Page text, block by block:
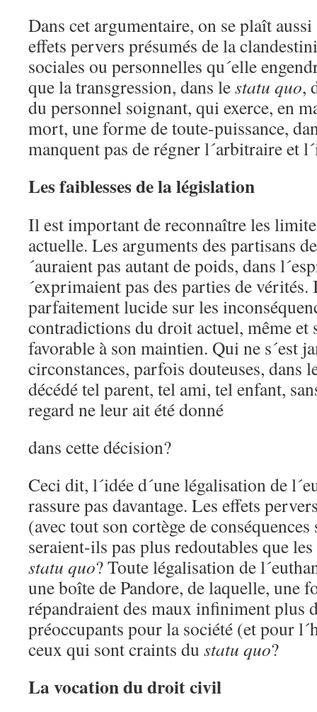
Dans cet argumentaire, on se plaît
effets pervers présumés de la
sociales ou personnelles qu´elle
que la transgression, dans lestatu quo,
du personnel soignant, qui exerce, en
mort, une forme de toute-puissance,
manquent pas de régner l´arbitraire et
Les faiblesses de la législation
Il est important de reconnaître les
actuelle. Les arguments des partisans
´auraient pas autant de poids, dans
´exprimaient pas des parties de
parfaitement lucide sur les
contradictions du droit actuel, même et
favorable à son maintien. Qui ne s´est
circonstances, parfois douteuses, dans
décédé tel parent, tel ami, tel enfant,
regard ne leur ait été donné
dans cette décision?
Ceci dit, l´idée d´une légalisation de
rassure pas davantage. Les effets
(avec tout son cortège de
seraient-ils pas plus redoutables que
statu quo? Toute légalisation de
une boîte de Pandore, de laquelle, une
répandraient des maux infiniment plus
préoccupants pour la société (et pour
ceux qui sont craints du statu quo?
La vocation du droit civil